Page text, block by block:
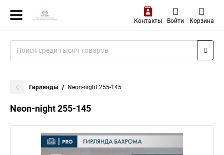
Контакты Войти Корзина
Гирлянды Neon-night 255-145
Neon-night 255-145